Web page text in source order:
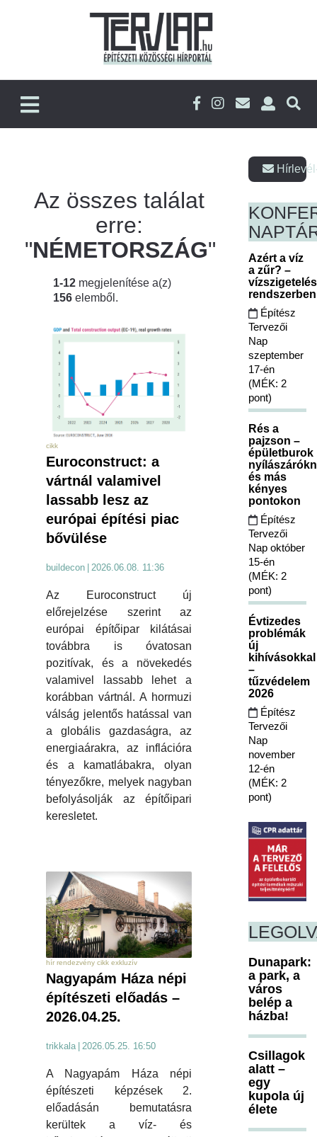
Az összes találat
erre:
"NÉMETORSZÁG"
1-12 megjelenítése a(z)
156 elemből.
cikk
Euroconstruct: a
vártnál valamivel
lassabb lesz az
európai építési piac
bővülése
buildecon 2026.06.08. 11:36
Az Euroconstruct új
előrejelzése szerint az
európai építőipar kilátásai
továbbra is óvatosan
pozitívak, és a növekedés
valamivel lassabb lehet a
korábban vártnál. A hormuzi
válság jelentős hatással van
a globális gazdaságra, az
energiaárakra, az inflációra
és a kamatlábakra, olyan
tényezőkre, melyek nagyban
befolyásolják az építőipari
keresletet.
hír rendezvény cikk exkluzív
Nagyapám Háza népi
építészeti előadás –
2026.04.25.
trikkala 2026.05.25. 16:50
A Nagyapám Háza népi
építészeti képzések 2.
előadásán bemutatásra
kerültek a víz- és
Azért a víz
a zűr? –
Építész
Tervezői
Nap
szeptember
17-én
(MÉK: 2
pont)
Rés a
pajzson –
épületburok
és más
kényes
pontokon
Építész
Tervezői
Nap október
15-én
(MÉK: 2
pont)
Évtizedes
problémák
új
kihívásokkal
–
tűzvédelem
2026
Építész
Tervezői
Nap
november
12-én
(MÉK: 2
pont)
Dunapark:
a park, a
város
belép a
házba!
Csillagok
alatt –
egy
kupola új
élete